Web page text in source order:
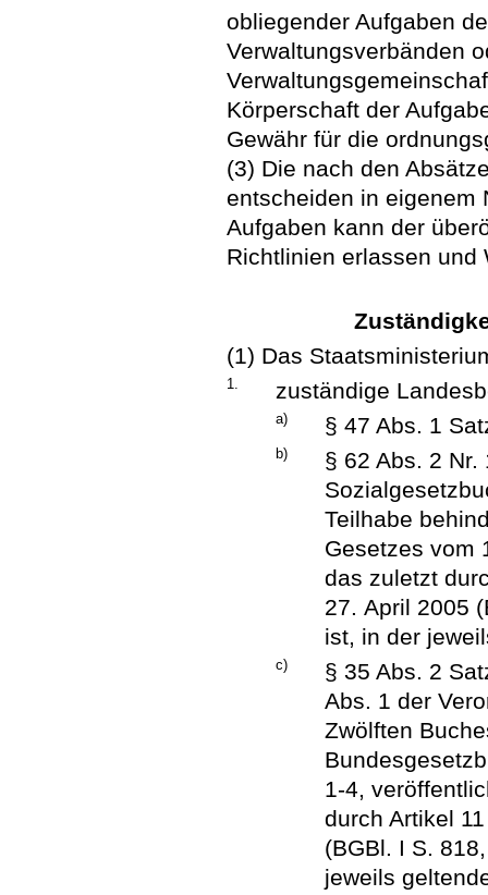
obliegender Aufgaben
Verwaltungsverbänden
Körperschaft der
Gewähr für die
(3) Die nach den
entscheiden in eigenem
Aufgaben kann der
Richtlinien erlassen und
(1) Das
1. zuständige
a) § 47 Abs. 1
b)
§ 62 Abs. 2
Teilhabe
Gesetzes vom
das zuletzt
27. April 2005
ist, in der
c)
§ 35 Abs. 2
Abs. 1 der
Zwölften
1-4,
durch Artikel
(BGBl. I S.
jeweils